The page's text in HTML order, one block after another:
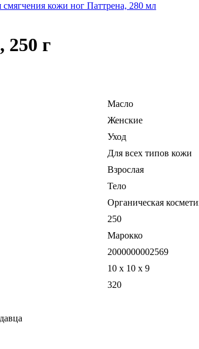
смягчения кожи ног Паттрена, 280 мл
г
Масло
Женские
Уход
Для всех типов кожи
Взрослая
Тело
Органическая
250
Марокко
2000000002569
10 x 10 x 9
320